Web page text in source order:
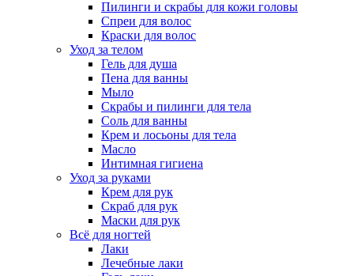
Пилинги и скрабы для кожи головы
Спреи для волос
Краски для волос
Уход за телом
Гель для душа
Пена для ванны
Мыло
Скрабы и пилинги для тела
Соль для ванны
Крем и лосьоны для тела
Масло
Интимная гигиена
Уход за руками
Крем для рук
Скраб для рук
Маски для рук
Всё для ногтей
Лаки
Лечебные лаки